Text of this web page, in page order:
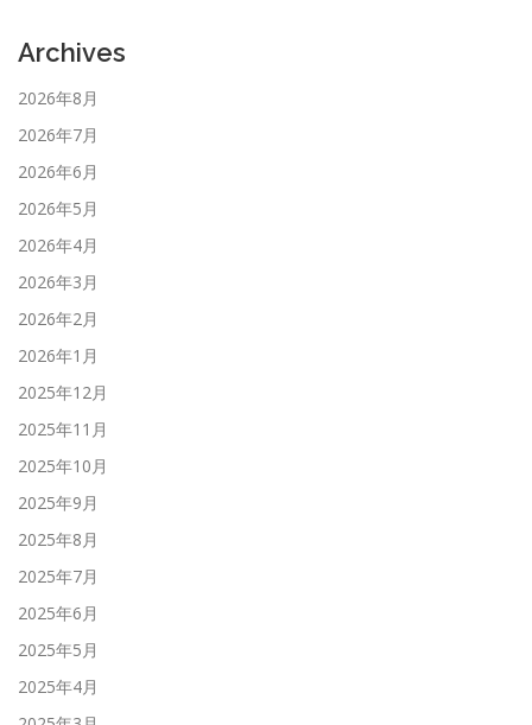
Archives
2026年8月
2026年7月
2026年6月
2026年5月
2026年4月
2026年3月
2026年2月
2026年1月
2025年12月
2025年11月
2025年10月
2025年9月
2025年8月
2025年7月
2025年6月
2025年5月
2025年4月